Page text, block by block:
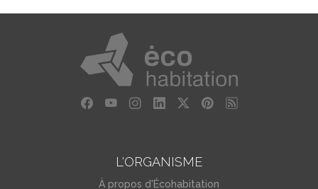
L'ORGANISME
À propos d'Écohabitation